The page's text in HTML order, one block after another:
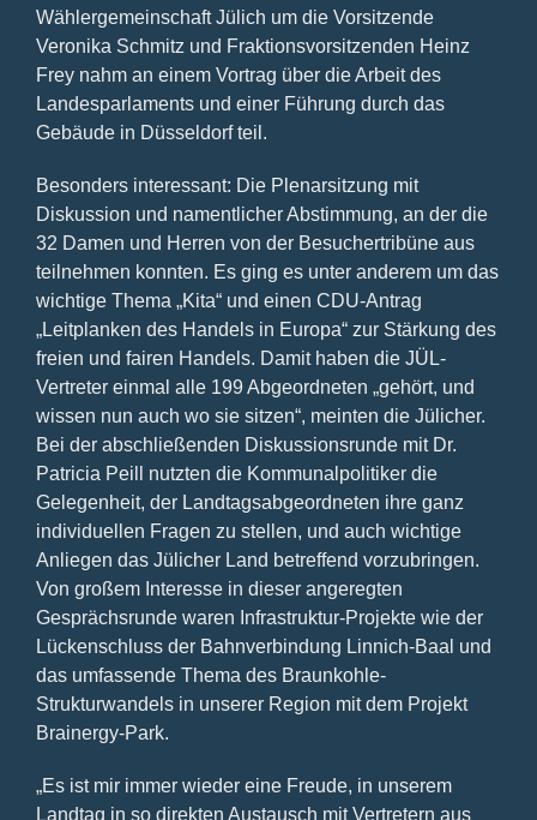
Wählergemeinschaft Jülich um die Vorsitzende
Veronika Schmitz und Fraktionsvorsitzenden Heinz
Frey nahm an einem Vortrag über die Arbeit des
Landesparlaments und einer Führung durch das
Gebäude in Düsseldorf teil.
Besonders interessant: Die Plenarsitzung mit
Diskussion und namentlicher Abstimmung, an der die
32 Damen und Herren von der Besuchertribüne aus
teilnehmen konnten. Es ging es unter anderem um das
wichtige Thema „Kita“ und einen CDU-Antrag
„Leitplanken des Handels in Europa“ zur Stärkung des
freien und fairen Handels. Damit haben die JÜL-
Vertreter einmal alle 199 Abgeordneten „gehört, und
wissen nun auch wo sie sitzen“, meinten die Jülicher.
Bei der abschließenden Diskussionsrunde mit Dr.
Patricia Peill nutzten die Kommunalpolitiker die
Gelegenheit, der Landtagsabgeordneten ihre ganz
individuellen Fragen zu stellen, und auch wichtige
Anliegen das Jülicher Land betreffend vorzubringen.
Von großem Interesse in dieser angeregten
Gesprächsrunde waren Infrastruktur-Projekte wie der
Lückenschluss der Bahnverbindung Linnich-Baal und
das umfassende Thema des Braunkohle-
Strukturwandels in unserer Region mit dem Projekt
Brainergy-Park.
„Es ist mir immer wieder eine Freude, in unserem
Landtag in so direkten Austausch mit Vertretern aus